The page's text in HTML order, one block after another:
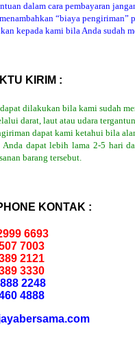
dalam cara pembayaran
“biaya pengiriman”
kepada kami bila Anda sudah
KIRIM :
dilakukan bila kami sudah
darat, laut atau udara
dapat kami ketahui bila
Anda dapat lebih lama 2-5 hari
barang tersebut.
KONTAK :
6693
7003
2121
3330
2248
4888